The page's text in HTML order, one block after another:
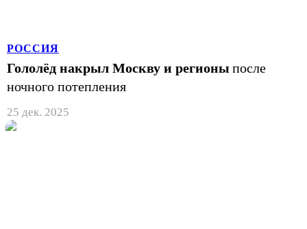
РОССИЯ
Гололёд накрыл Москву и регионы после
ночного потепления
25 дек. 2025